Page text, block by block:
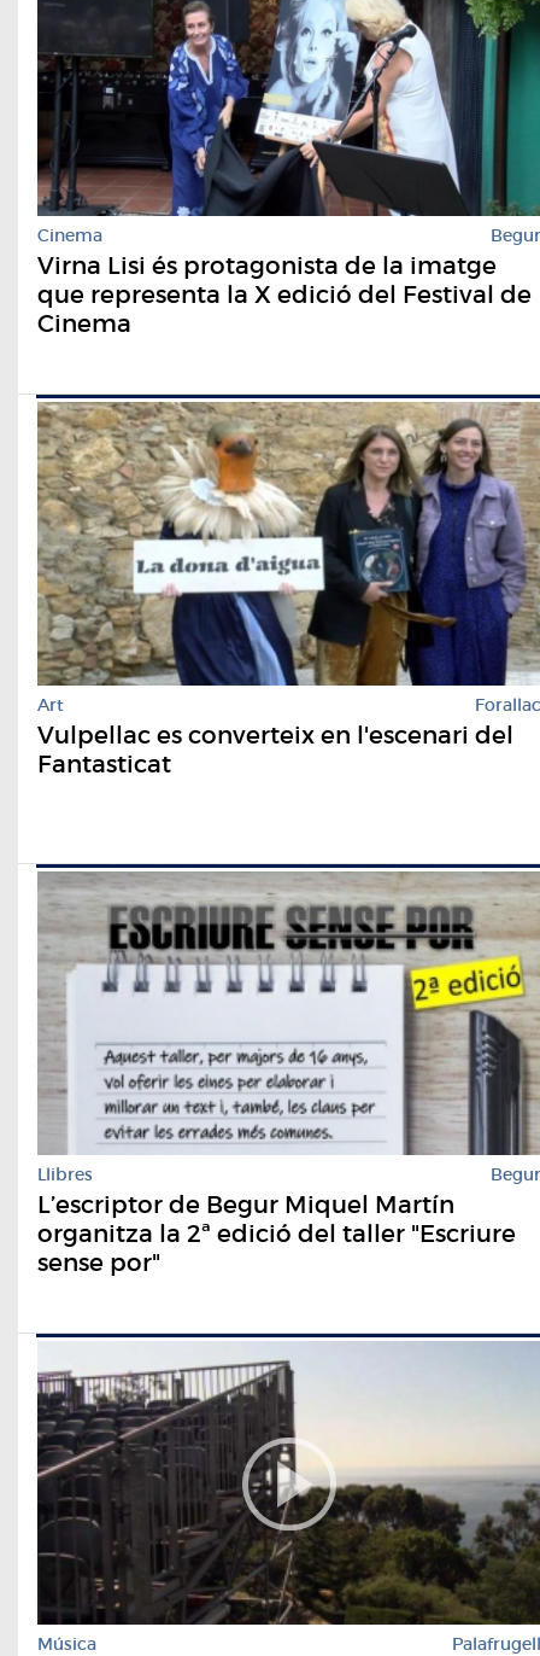
Cinema Begur
Virna Lisi és protagonista de la imatge
que representa la X edició del Festival de
Cinema
Art Forallac
Vulpellac es converteix en l'escenari del
Fantasticat
Llibres Begur
L’escriptor de Begur Miquel Martín
organitza la 2ª edició del taller "Escriure
sense por"
Música Palafrugell